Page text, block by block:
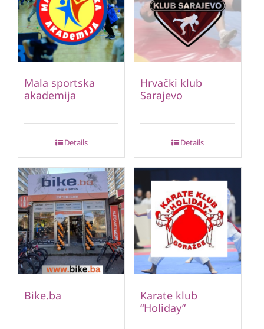
Mala sportska
akademija
Details
Hrvački klub
Sarajevo
Details
Bike.ba
Karate klub
“Holiday”